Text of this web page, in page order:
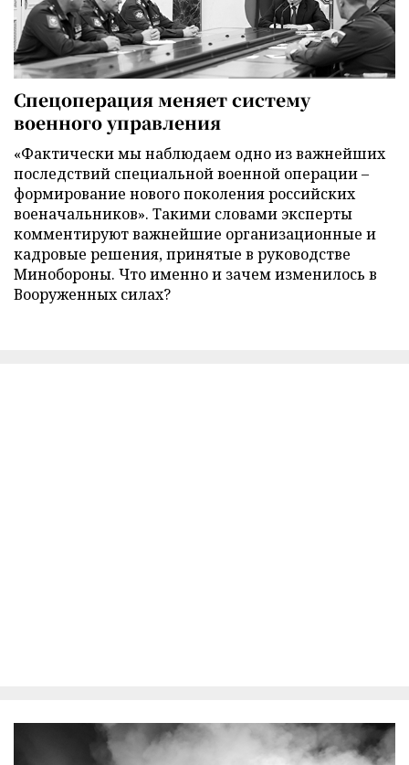
Спецоперация меняет систему
военного управления
«Фактически мы наблюдаем одно из важнейших
последствий специальной военной операции –
формирование нового поколения российских
военачальников». Такими словами эксперты
комментируют важнейшие организационные и
кадровые решения, принятые в руководстве
Минобороны. Что именно и зачем изменилось в
Вооруженных силах?